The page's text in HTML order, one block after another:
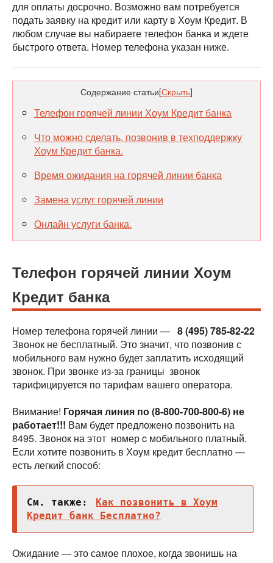
для оплаты досрочно. Возможно вам потребуется
подать заявку на кредит или карту в Хоум Кредит. В
любом случае вы набираете телефон банка и ждете
быстрого ответа. Номер телефона указан ниже.
Содержание статьи[Скрыть]
Телефон горячей линии Хоум Кредит банка
Что можно сделать, позвонив в техподдержку
Хоум Кредит банка.
Время ожидания на горячей линии банка
Замена услуг горячей линии
Онлайн услуги банка.
Телефон горячей линии Хоум
Кредит банка
Номер телефона горячей линии — 8 (495) 785-82-22
Звонок не бесплатный. Это значит, что позвонив с
мобильного вам нужно будет заплатить исходящий
звонок. При звонке из-за границы звонок
тарифицируется по тарифам вашего оператора.
Внимание! Горячая линия по (8-800-700-800-6) не
работает!!! Вам будет предложено позвонить на
8495. Звонок на этот номер c мобильного платный.
Если хотите позвонить в Хоум кредит бесплатно —
есть легкий способ:
См. также:
Как позвонить в Хоум
Кредит банк Бесплатно?
Ожидание — это самое плохое, когда звонишь на